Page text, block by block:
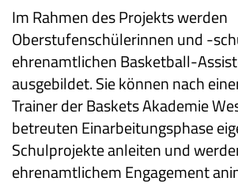
Im Rahmen des Projekts werden
Oberstufenschülerinnen und -
ehrenamtlichen Basketball-
ausgebildet. Sie können nach
Trainer der Baskets Akademie
betreuten Einarbeitungsphase
Schulprojekte anleiten und
ehrenamtlichem Engagement